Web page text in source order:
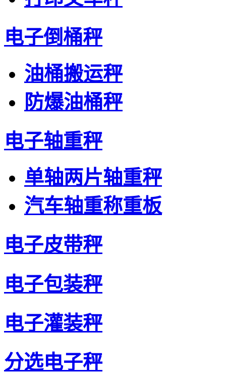
电子倒桶秤
油桶搬运秤
防爆油桶秤
电子轴重秤
单轴两片轴重秤
汽车轴重称重板
电子皮带秤
电子包装秤
电子灌装秤
分选电子秤